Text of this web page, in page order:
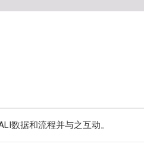
数据和流程并与之互动。